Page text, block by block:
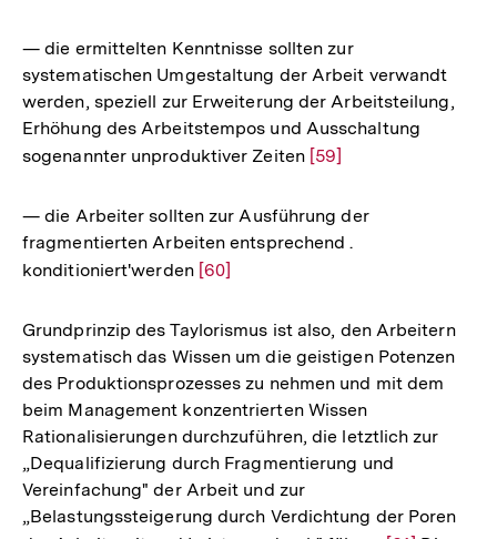
Fußnote
— die ermittelten Kenntnisse sollten zur
systematischen Umgestaltung der Arbeit verwandt
werden, speziell zur Erweiterung der Arbeitsteilung,
Erhöhung des Arbeitstempos und Ausschaltung
sogenannter unproduktiver Zeiten Zur
der
Fußnote
[59]
— die Arbeiter sollten zur Ausführung der
fragmentierten Arbeiten entsprechend .
konditioniert'werden Zur
der
Fußnote
[60]
Grundprinzip des Taylorismus ist also, den Arbeitern
systematisch das Wissen um die geistigen Potenzen
des Produktionsprozesses zu nehmen und mit dem
beim Management konzentrierten Wissen
Rationalisierungen durchzuführen, die letztlich zur
„Dequalifizierung durch Fragmentierung und
Vereinfachung" der Arbeit und zur
„Belastungssteigerung durch Verdichtung der PorenZum